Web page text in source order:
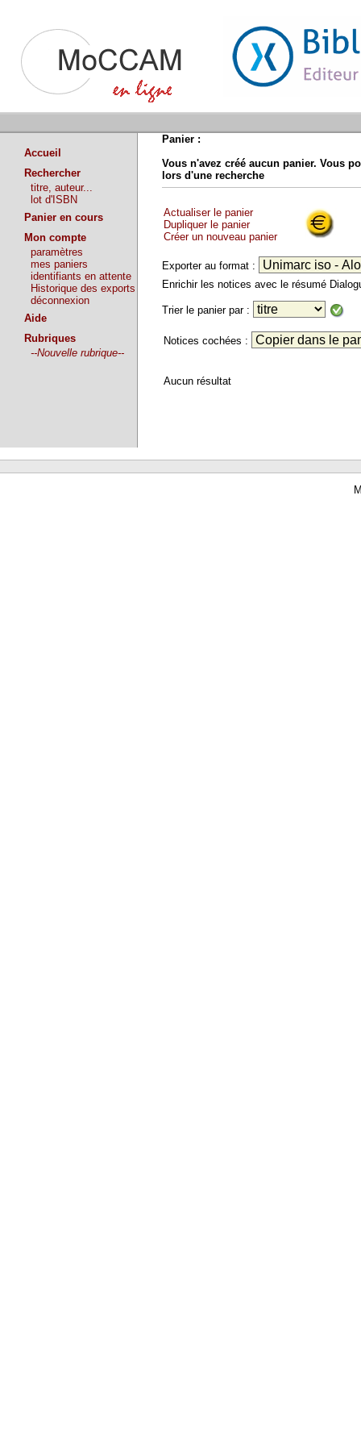
Accueil
Rechercher
titre, auteur...
lot d'ISBN
Panier en cours
Mon compte
paramètres
mes paniers
identifiants en attente
Historique des exports
déconnexion
Aide
Rubriques
--Nouvelle rubrique--
Panier :
Vous n'avez créé aucun panier. Vous
lors d'une recherche
Actualiser le panier
Dupliquer le panier
Créer un nouveau panier
Exporter au format :
Enrichir les notices avec le résumé
Trier le panier par :
Notices cochées :
Aucun résultat